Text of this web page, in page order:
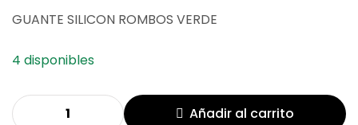
GUANTE SILICON ROMBOS VERDE
4 disponibles
Añadir al carrito